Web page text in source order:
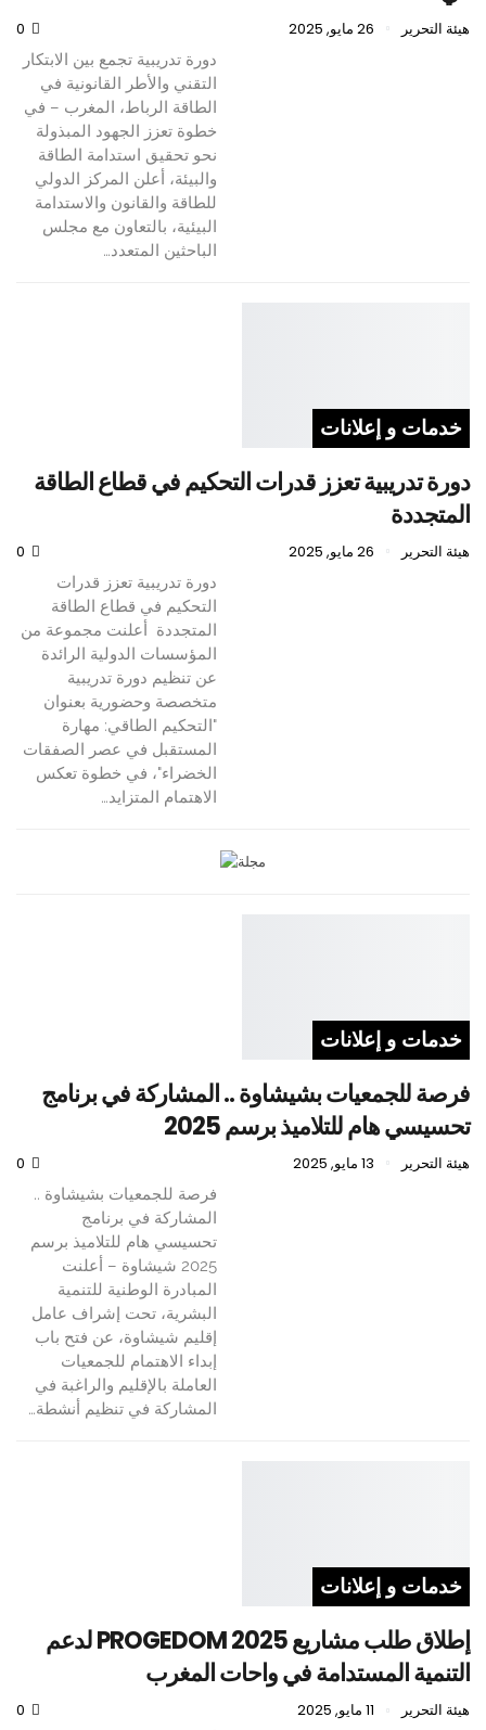
هيئة التحرير 26 مايو, 2025
دورة تدريبية تجمع بين الابتكار
التقني والأطر القانونية في
الطاقة الرباط، المغرب – في
خطوة تعزز الجهود المبذولة
نحو تحقيق استدامة الطاقة
والبيئة، أعلن المركز الدولي
للطاقة والقانون والاستدامة
البيئية، بالتعاون مع مجلس
الباحثين المتعدد…
خدمات و إعلانات
دورة تدريبية تعزز قدرات التحكيم في قطاع الطاقة
المتجددة
هيئة التحرير 26 مايو, 2025
دورة تدريبية تعزز قدرات
التحكيم في قطاع الطاقة
المتجددة أعلنت مجموعة من
المؤسسات الدولية الرائدة
عن تنظيم دورة تدريبية
متخصصة وحضورية بعنوان
"التحكيم الطاقي: مهارة
المستقبل في عصر الصفقات
الخضراء"، في خطوة تعكس
الاهتمام المتزايد…
خدمات و إعلانات
فرصة للجمعيات بشيشاوة .. المشاركة في برنامج
تحسيسي هام للتلاميذ برسم 2025
هيئة التحرير 13 مايو, 2025
فرصة للجمعيات بشيشاوة ..
المشاركة في برنامج
تحسيسي هام للتلاميذ برسم
2025 شيشاوة – أعلنت
المبادرة الوطنية للتنمية
البشرية، تحت إشراف عامل
إقليم شيشاوة، عن فتح باب
إبداء الاهتمام للجمعيات
العاملة بالإقليم والراغبة في
المشاركة في تنظيم أنشطة…
خدمات و إعلانات
إطلاق طلب مشاريع PROGEDOM 2025 لدعم
التنمية المستدامة في واحات المغرب
هيئة التحرير 11 مايو, 2025